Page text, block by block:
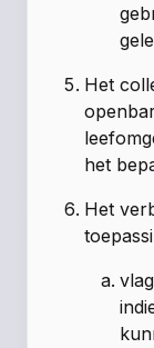
Het
het
Het